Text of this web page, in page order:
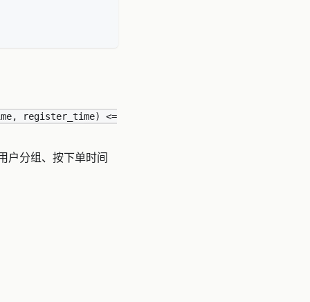
register_time) <=
户分组、按下单时间